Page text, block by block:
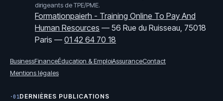
dirigeants de TPE/PME.
Formationpaierh - Training Online To Pay And
Human Resources —56 Rue du Ruisseau, 75018
Paris —01 42 64 70 18
BusinessFinanceÉducation & EmploiAssuranceContact
Mentions légales
·01DERNIÈRES PUBLICATIONS